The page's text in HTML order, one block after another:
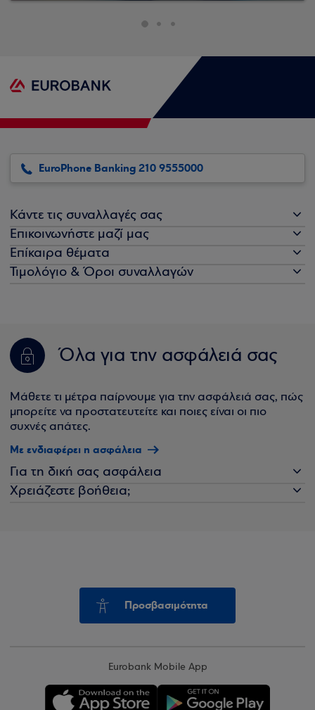
EuroPhone Banking 210 9555000
Κάντε τις συναλλαγές σας
Επικοινωνήστε μαζί μας
Επίκαιρα θέματα
Τιμολόγιο & Όροι συναλλαγών
Όλα για την ασφάλειά σας
Μάθετε τι μέτρα παίρνουμε για την ασφάλειά σας, πώς
μπορείτε να προστατευτείτε και ποιες είναι οι πιο
συχνές απάτες.
Με ενδιαφέρει η ασφάλεια
Για τη δική σας ασφάλεια
Χρειάζεστε βοήθεια;
Προσβασιμότητα
Eurobank Mobile App